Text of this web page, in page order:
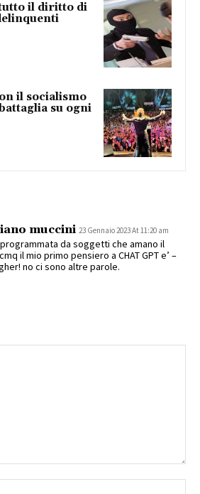
il diritto di
il socialismo
su ogni
muccini 23 Gennaio 2023 At 11:20 am
programmata da soggetti che amano il
il mio primo pensiero a CHAT GPT e’ –
no ci sono altre parole.